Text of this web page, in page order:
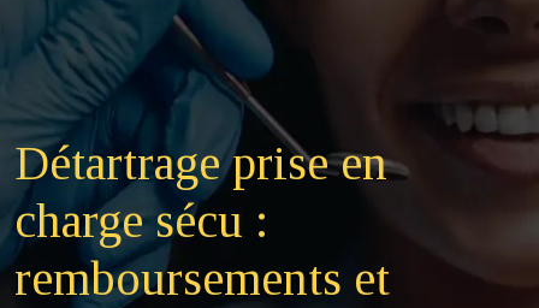
Détartrage prise en
charge sécu :
remboursements et